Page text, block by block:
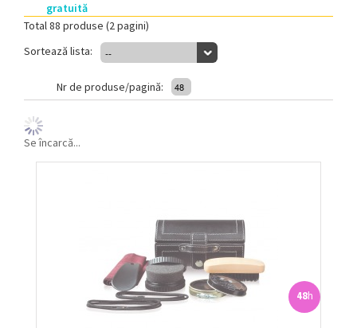
gratuită
Total 88 produse (2 pagini)
Sortează lista:
Nr de produse/pagină:
Se încarcă...
48h